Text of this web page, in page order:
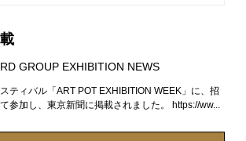
GROUP EXHIBITION NEWS
ティバル「ART POT EXHIBITION WEEK」に、招
参加し、東京新聞に掲載されました。 https://ww...